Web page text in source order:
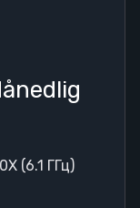
(6.1 ГГц)